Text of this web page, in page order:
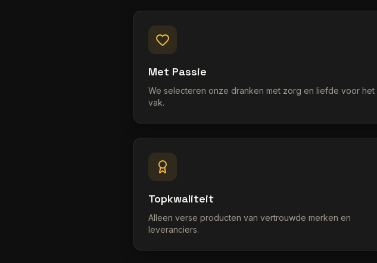
Met Passie
We selecteren onze dranken met zorg en liefde voor het
vak.
Topkwaliteit
Alleen verse producten van vertrouwde merken en
leveranciers.